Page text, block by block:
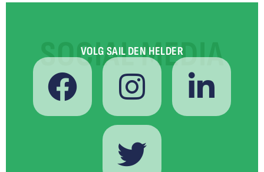
SOCIAL MEDIA
VOLG SAIL DEN HELDER